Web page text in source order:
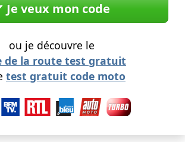
Je veux mon code
ou je découvre le
de la route test gratuit
test gratuit code moto